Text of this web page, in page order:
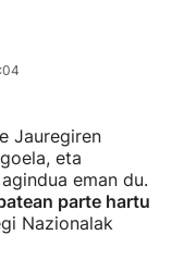
Jauregiren
eta
eman du.
parte hartu
Nazionalak